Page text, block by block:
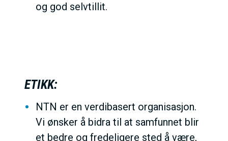
og god selvtillit.
ETIKK:
NTN er en verdibasert organisasjon.
Vi ønsker å bidra til at samfunnet blir
et bedre og fredeligere sted å være,